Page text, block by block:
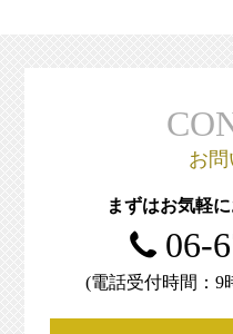
お
まずはお気軽
06-
(電話受付時間：9